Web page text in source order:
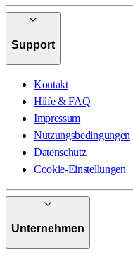
Support
Kontakt
Hilfe & FAQ
Impressum
Nutzungsbedingungen
Datenschutz
Cookie-Einstellungen
Unternehmen